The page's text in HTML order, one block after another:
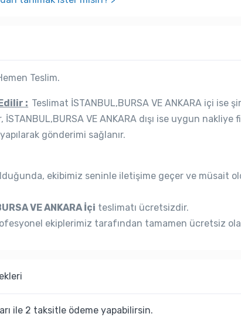
Teslim.
: Teslimat İSTANBUL,BURSA VE ANKARA içi ise
İSTANBUL,BURSA VE ANKARA dışı ise uygun nakliye
gönderimi sağlanır.
ekibimiz seninle iletişime geçer ve müsait
VE ANKARA İçi teslimatı ücretsizdir.
ekiplerimiz tarafından tamamen ücretsiz
ile 2 taksitle ödeme yapabilirsin.